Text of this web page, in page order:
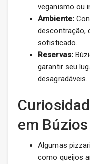
veganismo ou
Ambiente:
descontração,
sofisticado.
Reservas:
garantir seu
desagradáveis.
em Búzios
Algumas
como queijos